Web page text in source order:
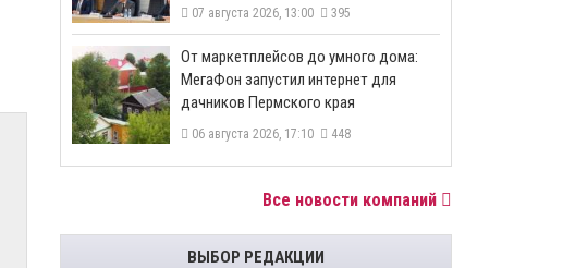
07 августа 2026, 13:00 395
От маркетплейсов до умного дома:
МегаФон запустил интернет для
дачников Пермского края
06 августа 2026, 17:10 448
Все новости компаний
ВЫБОР РЕДАКЦИИ